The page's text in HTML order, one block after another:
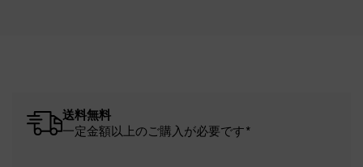
送料無料
一定金額以上のご購入が必要です*